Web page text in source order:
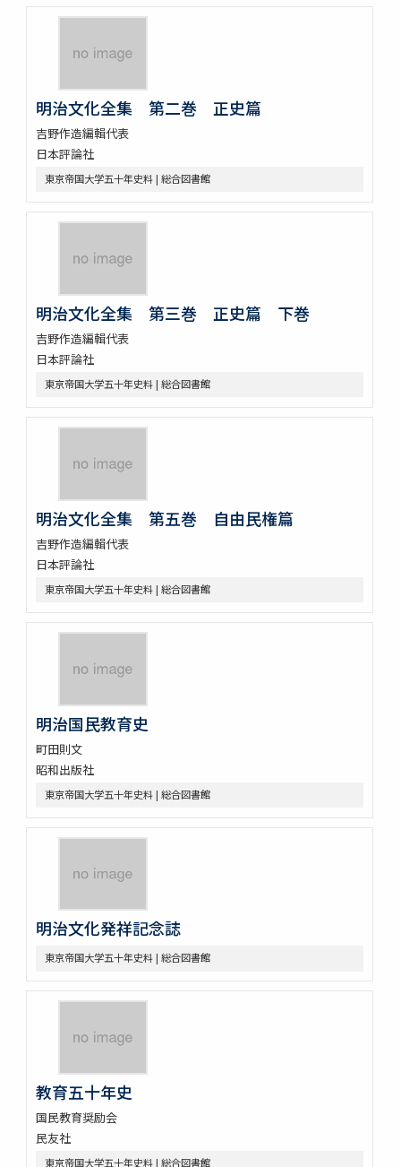
明治文化全集 第二巻 正史篇
吉野作造編輯代表
日本評論社
東京帝国大学五十年史料 | 総合図書館
明治文化全集 第三巻 正史篇 下巻
吉野作造編輯代表
日本評論社
東京帝国大学五十年史料 | 総合図書館
明治文化全集 第五巻 自由民権篇
吉野作造編輯代表
日本評論社
東京帝国大学五十年史料 | 総合図書館
明治国民教育史
町田則文
昭和出版社
東京帝国大学五十年史料 | 総合図書館
明治文化発祥記念誌
東京帝国大学五十年史料 | 総合図書館
教育五十年史
国民教育奨励会
民友社
東京帝国大学五十年史料 | 総合図書館